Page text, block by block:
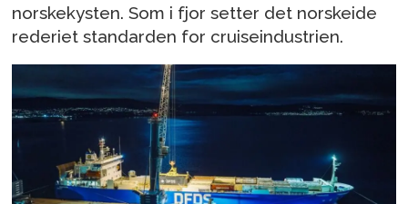
norskekysten. Som i fjor setter det norskeide
rederiet standarden for cruiseindustrien.